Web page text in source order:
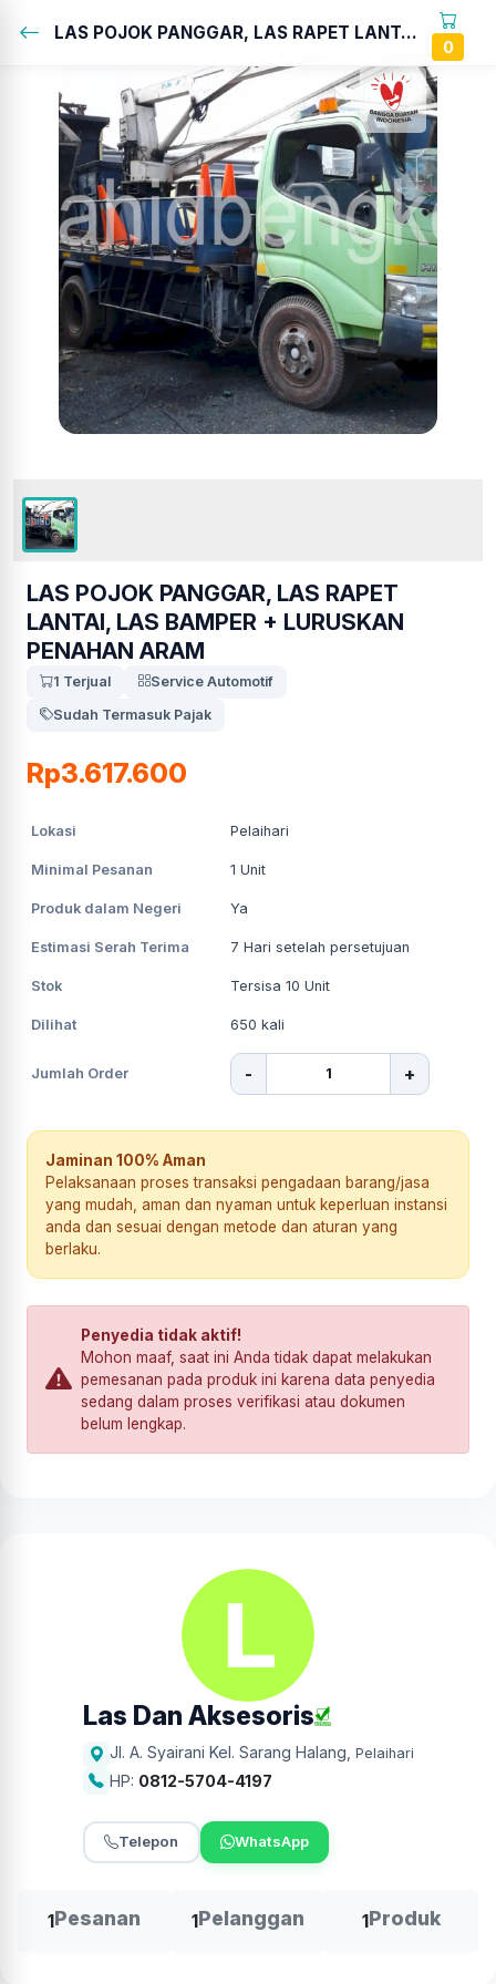
LAS POJOK PANGGAR, LAS RAPET LANTAI, LAS BAMPER + LURUSKAN PENAHAN ARAM...
0
LAS POJOK PANGGAR, LAS RAPET
LANTAI, LAS BAMPER + LURUSKAN
PENAHAN ARAM
1 Terjual
Service Automotif
Sudah Termasuk Pajak
Rp3.617.600
Lokasi Pelaihari
Minimal Pesanan 1 Unit
Produk dalam Negeri Ya
Estimasi Serah Terima 7 Hari setelah persetujuan
Stok Tersisa 10 Unit
Dilihat 650 kali
Jumlah Order - +
Jaminan 100% Aman
Pelaksanaan proses transaksi pengadaan barang/jasa
yang mudah, aman dan nyaman untuk keperluan instansi
anda dan sesuai dengan metode dan aturan yang
berlaku.
Penyedia tidak aktif!
Mohon maaf, saat ini Anda tidak dapat melakukan
pemesanan pada produk ini karena data penyedia
sedang dalam proses verifikasi atau dokumen
belum lengkap.
Las Dan Aksesoris
Jl. A. Syairani Kel. Sarang Halang Pelaihari
HP: 0812-5704-4197
Telepon WhatsApp
1Pesanan 1Pelanggan 1Produk